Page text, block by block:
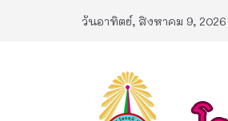
วันอาทิตย์, สิงหาคม 9, 2026